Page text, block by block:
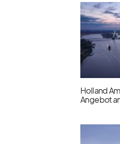
Holland
Angebot